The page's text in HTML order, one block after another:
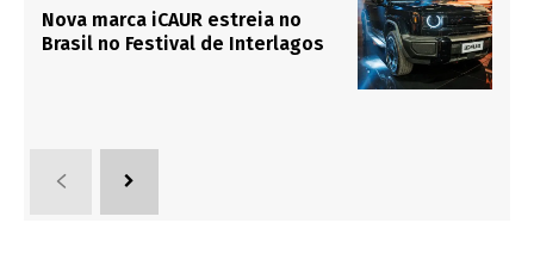
Nova marca iCAUR estreia no
Brasil no Festival de Interlagos